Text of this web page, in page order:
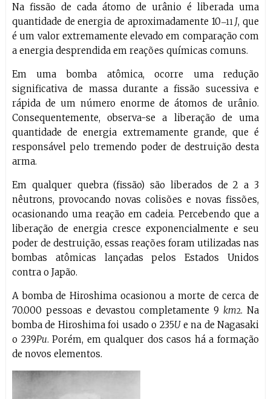
Na fissão de cada átomo de urânio é liberada uma
quantidade de energia de aproximadamente 10–11 J, que
é um valor extremamente elevado em comparação com
a energia desprendida em reações químicas comuns.
Em uma bomba atômica, ocorre uma redução
significativa de massa durante a fissão sucessiva e
rápida de um número enorme de átomos de urânio.
Consequentemente, observa-se a liberação de uma
quantidade de energia extremamente grande, que é
responsável pelo tremendo poder de destruição desta
arma.
Em qualquer quebra (fissão) são liberados de 2 a 3
nêutrons, provocando novas colisões e novas fissões,
ocasionando uma reação em cadeia. Percebendo que a
liberação de energia cresce exponencialmente e seu
poder de destruição, essas reações foram utilizadas nas
bombas atômicas lançadas pelos Estados Unidos
contra o Japão.
A bomba de Hiroshima ocasionou a morte de cerca de
70.000 pessoas e devastou completamente 9km2. Na
bomba de Hiroshima foi usado o 235Ue na de Nagasaki
o 239Pu. Porém, em qualquer dos casos há a formação
de novos elementos.